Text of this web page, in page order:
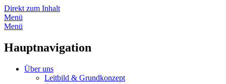
Direkt zum Inhalt
Menü
Menü
Hauptnavigation
Über uns
Leitbild & Grundkonzept